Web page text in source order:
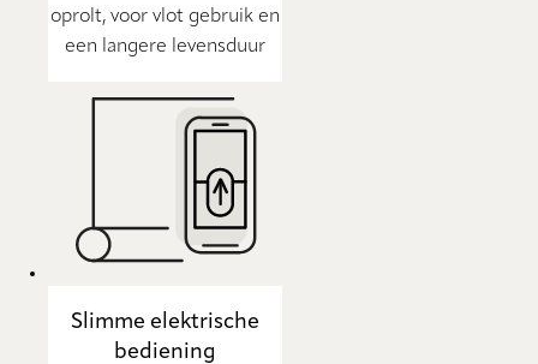
oprolt, voor vlot gebruik en
een langere levensduur
Slimme elektrische
bediening